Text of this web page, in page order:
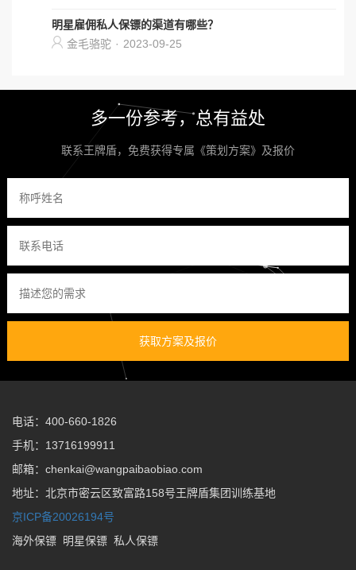
明星雇佣私人保镖的渠道有哪些？
金毛骆驼 · 2023-09-25
多一份参考，总有益处
联系王牌盾，免费获得专属《策划方案》及报价
获取方案及报价
电话：400-660-1826
手机：13716199911
邮箱：chenkai@wangpaibaobiao.com
地址：北京市密云区致富路158号王牌盾集团训练基地
京ICP备20026194号
海外保镖
明星保镖 私人保镖